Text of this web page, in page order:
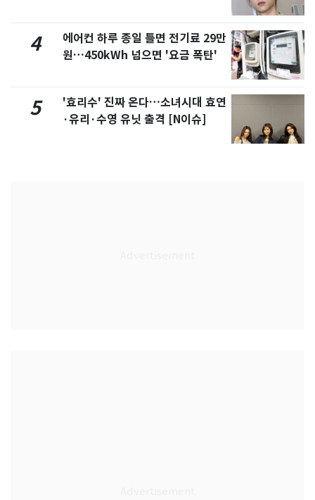
4
에어컨 하루 종일 틀면 전기료 29만
원…450kWh 넘으면 '요금 폭탄'
5
'효리수' 진짜 온다…소녀시대 효연
·유리·수영 유닛 출격 [N이슈]